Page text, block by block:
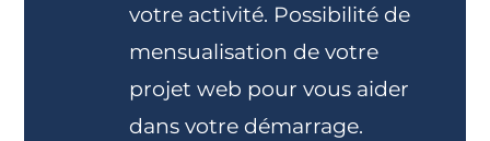
votre activité. Possibilité de
mensualisation de votre
projet web pour vous aider
dans votre démarrage.